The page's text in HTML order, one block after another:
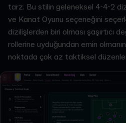
tarz. Bu stilin geleneksel 4-4-2
ve Kanat Oyunu seçeneğini
dizilişlerden biri olması şaşırtıcı
rollerine uyduğundan emin
noktada çok az taktiksel